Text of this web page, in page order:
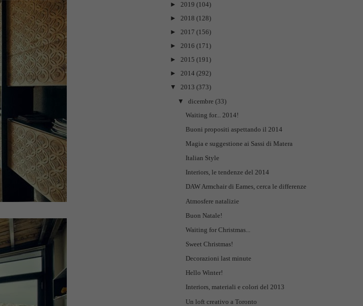
► 2019 (104)
► 2018 (128)
► 2017 (156)
► 2016 (171)
► 2015 (191)
► 2014 (292)
▼
2013 (373)
▼
dicembre (33)
Waiting for... 2014!
Buoni propositi aspettando il 2014
Magia e suggestione ai Sassi di Matera
Italian Style
Interiors, le tendenze del 2014
DAW Armchair di Eames, cerca le differenze
Atmosfere natalizie
Buon Natale!
Waiting for Christmas...
Sweet Christmas!
Decorazioni last minute
Hello Winter!
Interiors, materiali e colori del 2013
Un loft creativo a Toronto